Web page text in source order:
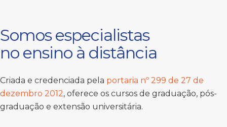
Somos especialistas
no ensino à distância
Criada e credenciada pela portaria nº 299 de 27 de
dezembro 2012, oferece os cursos de graduação, pós-
graduação e extensão universitária.